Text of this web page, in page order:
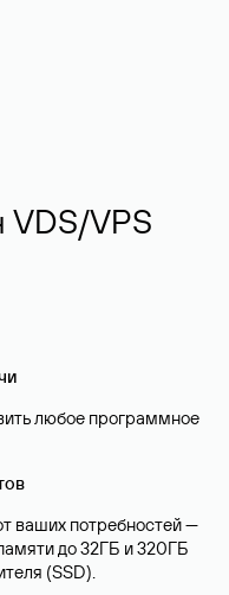
VDS/VPS
любое программное
ваших потребностей —
до 32ГБ и 320ГБ
(SSD).